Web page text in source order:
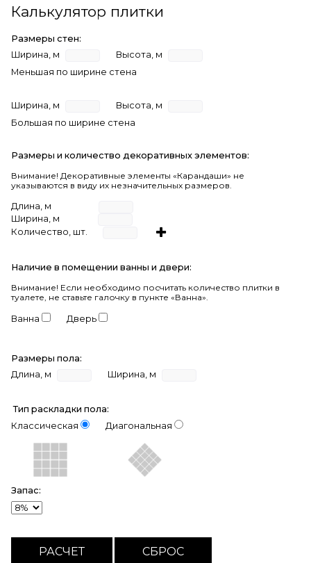
Калькулятор плитки
Размеры стен:
Ширина, м
Высота, м
Меньшая по ширине стена
Ширина, м
Высота, м
Большая по ширине стена
Размеры и количество декоративных элементов:
Внимание! Декоративные элементы «Карандаши» не
указываются в виду их незначительных размеров.
Длина, м
Ширина, м
Количество, шт.
Наличие в помещении ванны и двери:
Внимание! Если необходимо посчитать количество плитки в
туалете, не ставьте галочку в пункте «Ванна».
Ванна Дверь
Размеры пола:
Длина, м
Ширина, м
Тип раскладки пола:
Классическая
Диагональная
Запас: